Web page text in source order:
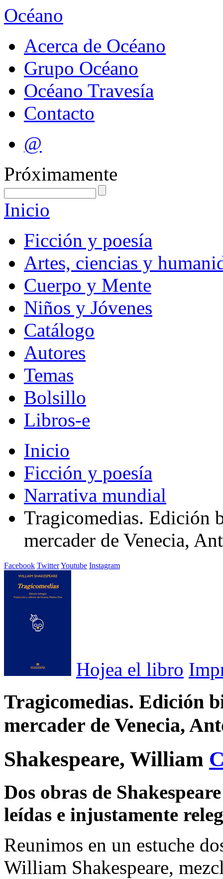
Océano
Acerca de Océano
Grupo Océano
Océano Travesía
Contacto
@
Próximamente
Inicio
Ficción y poesía
Artes, ciencias y
Cuerpo y Mente
Niños y Jóvenes
Catálogo
Autores
Temas
Bolsillo
Libros-e
Inicio
Ficción y poesía
Narrativa mundial
Tragicomedias. Edición
mercader de Venecia,
Facebook TwitterYoutube Instagram
Hojea el libro
Tragicomedias. Edición
mercader de Venecia,
Shakespeare, William
Dos obras de
leídas e injustamente
Reunimos en un estuche
William Shakespeare,